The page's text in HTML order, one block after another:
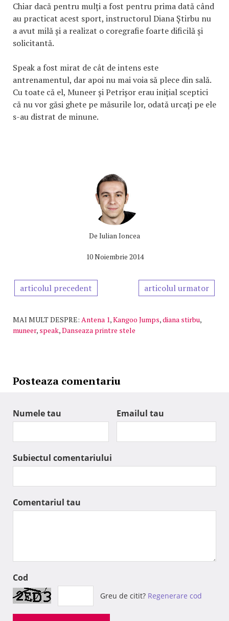
Chiar dacă pentru mulți a fost pentru prima dată când
au practicat acest sport, instructorul Diana Știrbu nu
a avut milă și a realizat o coregrafie foarte dificilă și
solicitantă.
Speak a fost mirat de cât de intens este
antrenamentul, dar apoi nu mai voia să plece din sală.
Cu toate că el, Muneer și Petrișor erau inițial sceptici
că nu vor găsi ghete pe măsurile lor, odată urcați pe ele
s-au distrat de minune.
De Iulian Ioncea
10 Noiembrie 2014
articolul precedent articolul urmator
MAI MULT DESPRE: Antena 1,Kangoo Jumps,diana stirbu,
muneer, speak,Danseaza printre stele
Posteaza comentariu
Numele tau Emailul tau
Subiectul comentariului
Comentariul tau
Cod
Greu de citit? Regenerare cod